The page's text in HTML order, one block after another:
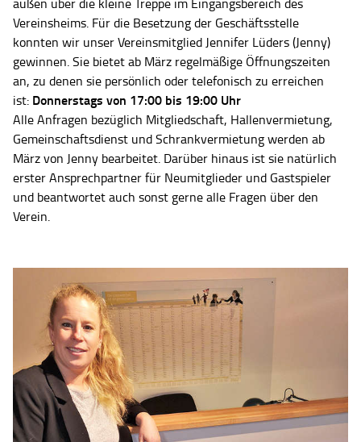
außen über die kleine Treppe im Eingangsbereich des
Vereinsheims. Für die Besetzung der Geschäftsstelle
konnten wir unser Vereinsmitglied Jennifer Lüders (Jenny)
gewinnen. Sie bietet ab März regelmäßige Öffnungszeiten
an, zu denen sie persönlich oder telefonisch zu erreichen
ist: Donnerstags von 17:00 bis 19:00 Uhr
Alle Anfragen bezüglich Mitgliedschaft, Hallenvermietung,
Gemeinschaftsdienst und Schrankvermietung werden ab
März von Jenny bearbeitet. Darüber hinaus ist sie natürlich
erster Ansprechpartner für Neumitglieder und Gastspieler
und beantwortet auch sonst gerne alle Fragen über den
Verein.